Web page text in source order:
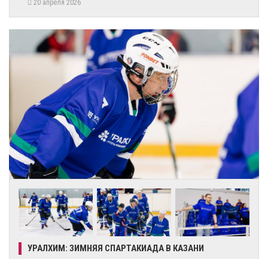
20 апреля 2026
УРАЛХИМ: ЗИМНЯЯ СПАРТАКИАДА В КАЗАНИ